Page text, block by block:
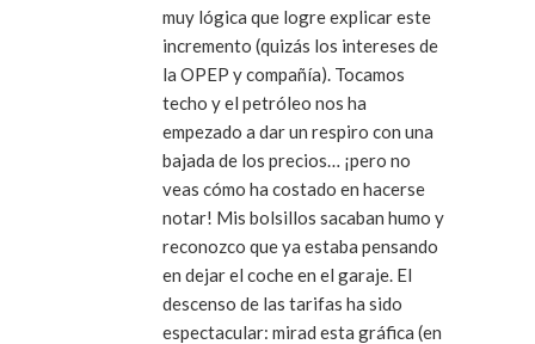
muy lógica que logre explicar este
incremento (quizás los intereses de
la OPEP y compañía). Tocamos
techo y el petróleo nos ha
empezado a dar un respiro con una
bajada de los precios… ¡pero no
veas cómo ha costado en hacerse
notar! Mis bolsillos sacaban humo y
reconozco que ya estaba pensando
en dejar el coche en el garaje. El
descenso de las tarifas ha sido
espectacular: mirad esta gráfica (en